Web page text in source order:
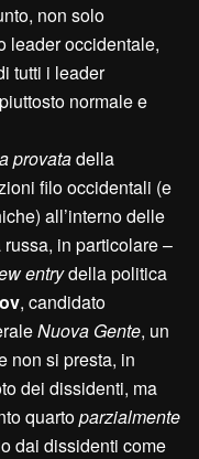
non solo
leader occidentale,
tutti i leader
normale e
provatadella
filo occidentali (e
all’interno delle
in particolare –
entrydella politica
, candidato
Nuova Gente, un
non si presta, in
dei dissidenti, ma
quartoparzialmente
dai dissidenti come